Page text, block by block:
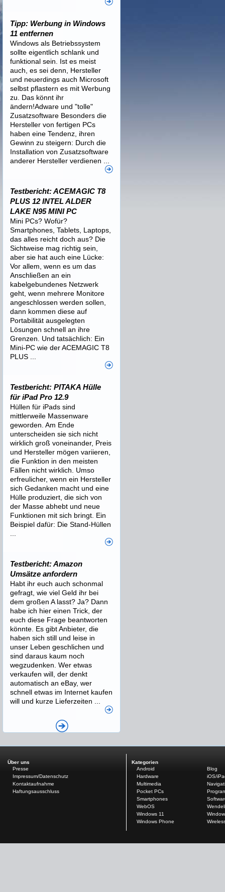
Tipp: Werbung in Windows
11 entfernen
Windows als Betriebssystem
sollte eigentlich schlank und
funktional sein. Ist es meist
auch, es sei denn, Hersteller
und neuerdings auch Microsoft
selbst pflastern es mit Werbung
zu. Das könnt ihr
ändern!Adware und "tolle"
Zusatzsoftware Besonders die
Hersteller von fertigen PCs
haben eine Tendenz, ihren
Gewinn zu steigern: Durch die
Installation von Zusatzsoftware
anderer Hersteller verdienen ...
Testbericht: ACEMAGIC T8
PLUS 12 INTEL ALDER
LAKE N95 MINI PC
Mini PCs? Wofür?
Smartphones, Tablets, Laptops,
das alles reicht doch aus? Die
Sichtweise mag richtig sein,
aber sie hat auch eine Lücke:
Vor allem, wenn es um das
Anschließen an ein
kabelgebundenes Netzwerk
geht, wenn mehrere Monitore
angeschlossen werden sollen,
dann kommen diese auf
Portabilität ausgelegten
Lösungen schnell an ihre
Grenzen. Und tatsächlich: Ein
Mini-PC wie der ACEMAGIC T8
PLUS ...
Testbericht: PITAKA Hülle
für iPad Pro 12.9
Hüllen für iPads sind
mittlerweile Massenware
geworden. Am Ende
unterscheiden sie sich nicht
wirklich groß voneinander, Preis
und Hersteller mögen variieren,
die Funktion in den meisten
Fällen nicht wirklich. Umso
erfreulicher, wenn ein Hersteller
sich Gedanken macht und eine
Hülle produziert, die sich von
der Masse abhebt und neue
Funktionen mit sich bringt. Ein
Beispiel dafür: Die Stand-Hüllen
Testbericht: Amazon
Umsätze anfordern
Habt ihr euch auch schonmal
gefragt, wie viel Geld ihr bei
dem großen A lasst? Ja? Dann
habe ich hier einen Trick, der
euch diese Frage beantworten
könnte. Es gibt Anbieter, die
haben sich still und leise in
unser Leben geschlichen und
sind daraus kaum noch
wegzudenken. Wer etwas
verkaufen will, der denkt
automatisch an eBay, wer
schnell etwas im Internet kaufen
will und kurze Lieferzeiten ...
Über uns
Presse
Impressum/Datenschutz
Kontaktaufnahme
Haftungsausschluss
Kategorien
Android
Blog
Hardware
iOS/
Multimedia
Pocket PCs
Smartphones
WebOS
Windows 11
Windows Phone